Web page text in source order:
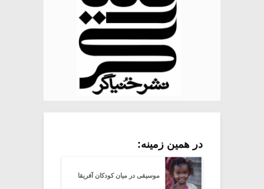
در همین زمینه:
موسیقی در میان کودکان آفریقا